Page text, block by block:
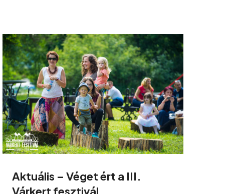
Aktuális – Véget ért a III.
Várkert fesztivál